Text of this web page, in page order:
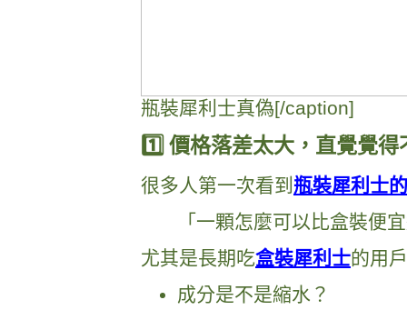
瓶裝犀利士真偽[/caption]
1️⃣ 價格落差太大，直覺覺得
很多人第一次看到 瓶裝犀利士
「一顆怎麼可以比盒裝便
尤其是長期吃盒裝犀利士的用
成分是不是縮水？